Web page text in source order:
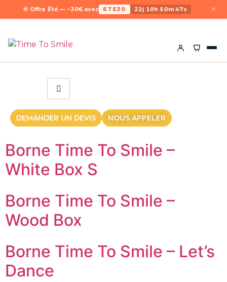
🌞 Offre Été — −30€ avec ETE30 22j 10h 50m 47s ×
DEMANDER UN DEVIS NOUS APPELER
Borne Time To Smile –
White Box S
Borne Time To Smile –
Wood Box
Borne Time To Smile – Let’s
Dance